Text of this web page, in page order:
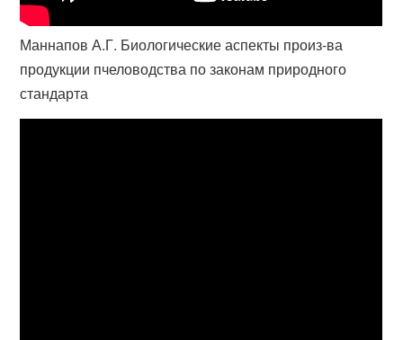
Маннапов А.Г. Биологические аспекты произ-ва
продукции пчеловодства по законам природного
стандарта